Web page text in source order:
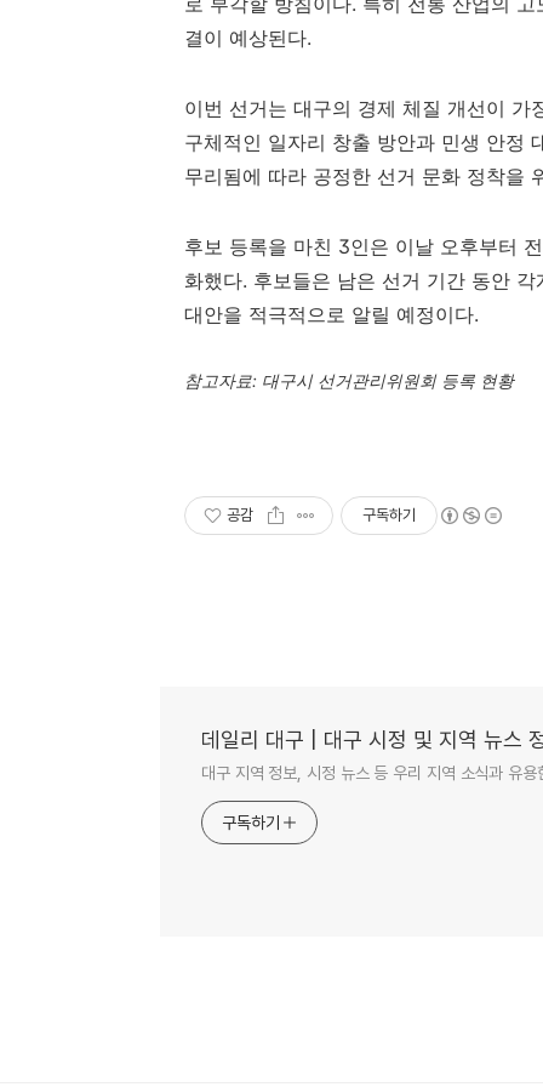
결이 예상된다.
이번 선거는 대구의 경제 체질 개선이
구체적인 일자리 창출 방안과 민생 안정
무리됨에 따라 공정한 선거 문화 정착을
후보 등록을 마친 3인은 이날 오후부터
화했다. 후보들은 남은 선거 기간 동안
대안을 적극적으로 알릴 예정이다.
참고자료: 대구시 선거관리위원회 등록 현황
공감 구독하기
데일리 대구 | 대구 시정 및 지역 뉴스
대구 지역 정보, 시정 뉴스 등 우리 지역 소식과 유용
구독하기